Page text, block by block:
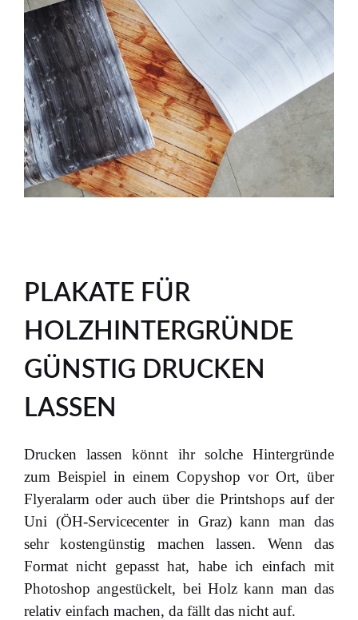
PLAKATE FÜR
HOLZHINTERGRÜNDE
GÜNSTIG DRUCKEN
LASSEN
Drucken lassen könnt ihr solche Hintergründe
zum Beispiel in einem Copyshop vor Ort, über
Flyeralarm oder auch über die Printshops auf der
Uni (ÖH-Servicecenter in Graz) kann man das
sehr kostengünstig machen lassen. Wenn das
Format nicht gepasst hat, habe ich einfach mit
Photoshop angestückelt, bei Holz kann man das
relativ einfach machen, da fällt das nicht auf.